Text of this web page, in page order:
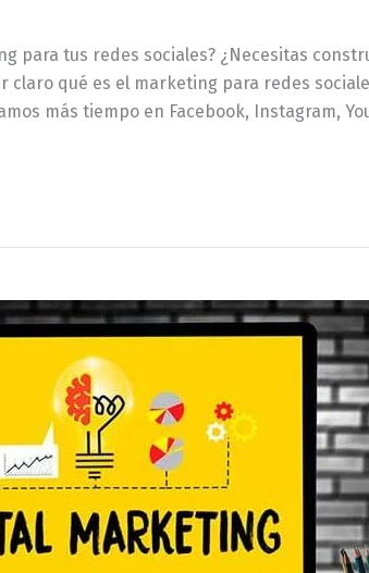
para tus redes sociales? ¿Necesitas
claro qué es el marketing para redes
más tiempo en Facebook, Instagram,